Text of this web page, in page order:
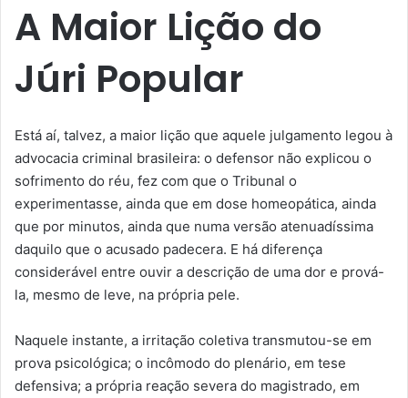
A Maior Lição do
Júri Popular
Está aí, talvez, a maior lição que aquele julgamento legou à
advocacia criminal brasileira: o defensor não explicou o
sofrimento do réu, fez com que o Tribunal o
experimentasse, ainda que em dose homeopática, ainda
que por minutos, ainda que numa versão atenuadíssima
daquilo que o acusado padecera. E há diferença
considerável entre ouvir a descrição de uma dor e prová-
la, mesmo de leve, na própria pele.
Naquele instante, a irritação coletiva transmutou-se em
prova psicológica; o incômodo do plenário, em tese
defensiva; a própria reação severa do magistrado, em